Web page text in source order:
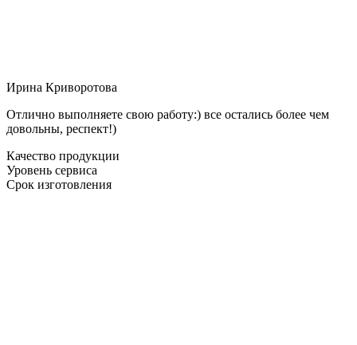
Ирина Криворотова
Отлично выполняете свою работу:) все остались более чем
довольны, респект!)
Качество продукции
Уровень сервиса
Срок изготовления